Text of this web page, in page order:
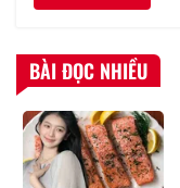
BÀI ĐỌC NHIỀU